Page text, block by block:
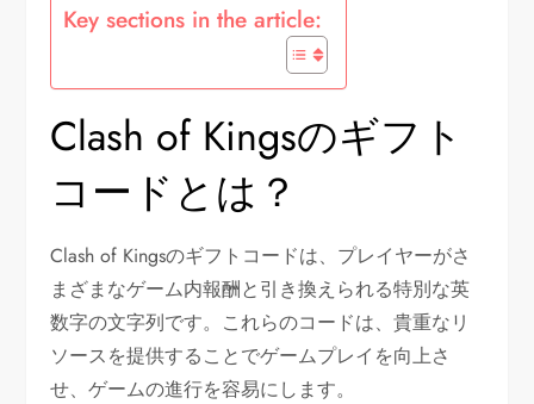
Key sections in the article:
Clash of Kingsのギフト
コードとは？
Clash of Kingsのギフトコードは、プレイヤーがさ
まざまなゲーム内報酬と引き換えられる特別な英
数字の文字列です。これらのコードは、貴重なリ
ソースを提供することでゲームプレイを向上さ
せ、ゲームの進行を容易にします。